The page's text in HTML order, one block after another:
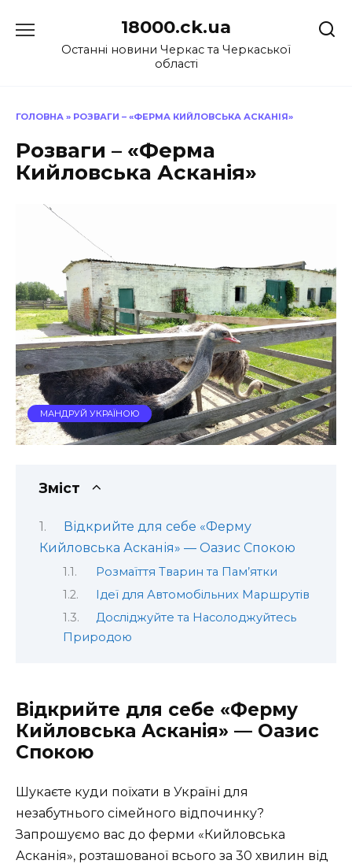
до
18000.ck.ua
Останні новини Черкас та Черкаської
області
ГОЛОВНА » РОЗВАГИ – «ФЕРМА КИЙЛОВСЬКА АСКАНІЯ»
Розваги – «Ферма
Кийловська Асканія»
МАНДРУЙ УКРАЇНОЮ
Зміст
Відкрийте для себе «Ферму
Кийловська Асканія» — Оазис Спокою
Розмаїття Тварин та Пам’ятки
Ідеї для Автомобільних Маршрутів
Досліджуйте та Насолоджуйтесь
Природою
Відкрийте для себе «Ферму
Кийловська Асканія» — Оазис
Спокою
Шукаєте куди поїхати в Україні для
незабутнього сімейного відпочинку?
Запрошуємо вас до ферми «Кийловська
Асканія», розташованої всього за 30 хвилин від